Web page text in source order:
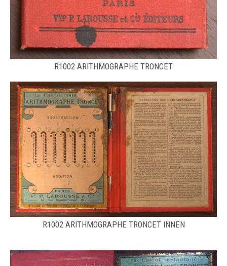
R1002 ARITHMOGRAPHE TRONCET
​R1002 ARITHMOGRAPHE TRONCET INNEN